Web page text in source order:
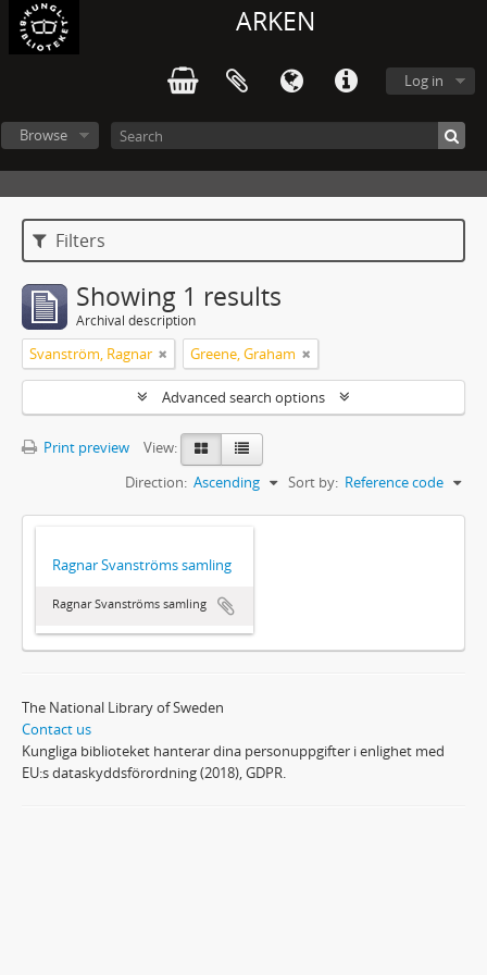
ARKEN
Log in
Browse
Filters
Showing 1 results
Archival description
Svanström, Ragnar Greene, Graham
Advanced search options
Print preview
View:
Sort by: Reference code
Direction: Ascending
Ragnar Svanströms samling
Ragnar Svanströms samling
The National Library of Sweden
Contact us
Kungliga biblioteket hanterar dina personuppgifter i enlighet med
EU:s dataskyddsförordning (2018), GDPR.